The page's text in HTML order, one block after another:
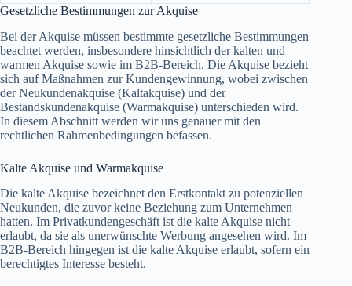
Gesetzliche Bestimmungen zur Akquise
Bei der Akquise müssen bestimmte gesetzliche Bestimmungen
beachtet werden, insbesondere hinsichtlich der kalten und
warmen Akquise sowie im B2B-Bereich. Die Akquise bezieht
sich auf Maßnahmen zur Kundengewinnung, wobei zwischen
der Neukundenakquise (Kaltakquise) und der
Bestandskundenakquise (Warmakquise) unterschieden wird.
In diesem Abschnitt werden wir uns genauer mit den
rechtlichen Rahmenbedingungen befassen.
Kalte Akquise und Warmakquise
Die kalte Akquise bezeichnet den Erstkontakt zu potenziellen
Neukunden, die zuvor keine Beziehung zum Unternehmen
hatten. Im Privatkundengeschäft ist die kalte Akquise nicht
erlaubt, da sie als unerwünschte Werbung angesehen wird. Im
B2B-Bereich hingegen ist die kalte Akquise erlaubt, sofern ein
berechtigtes Interesse besteht.